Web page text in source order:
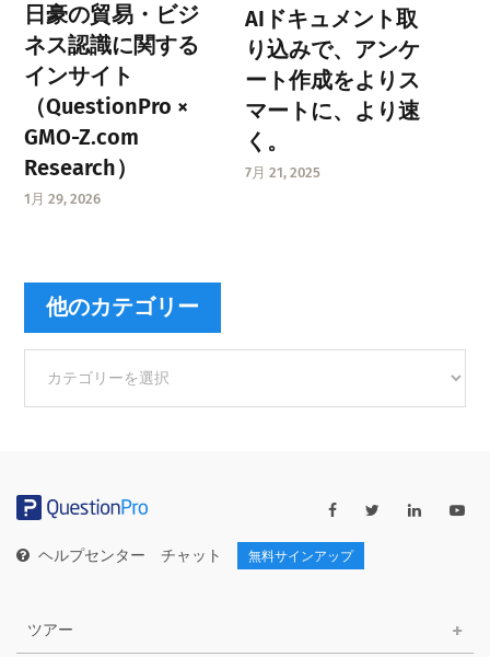
日豪の貿易・ビジ
ネス認識に関する
インサイト
（QuestionPro ×
GMO-Z.com
Research）
1月 29, 2026
AIドキュメント取
り込みで、アンケ
ート作成をよりス
マートに、より速
く。
7月 21, 2025
他のカテゴリー
カ
ー
ヘルプセンター チャット 無料サインアップ
ツアー